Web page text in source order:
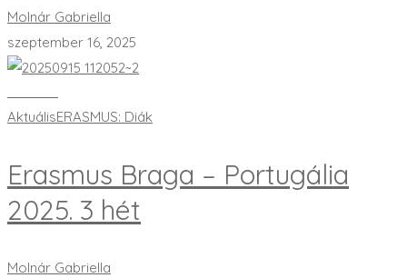
Molnár Gabriella
szeptember 16, 2025
AktuálisERASMUS: Diák
Erasmus Braga – Portugália
2025. 3 hét
Molnár Gabriella